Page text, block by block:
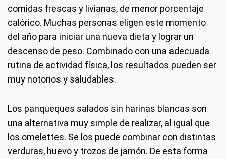
comidas frescas y livianas, de menor porcentaje
calórico. Muchas personas eligen este momento
del año para iniciar una nueva dieta y lograr un
descenso de peso. Combinado con una adecuada
rutina de actividad física, los resultados pueden ser
muy notorios y saludables.
Los panqueques salados sin harinas blancas son
una alternativa muy simple de realizar, al igual que
los omelettes. Se los puede combinar con distintas
verduras, huevo y trozos de jamón. De esta forma